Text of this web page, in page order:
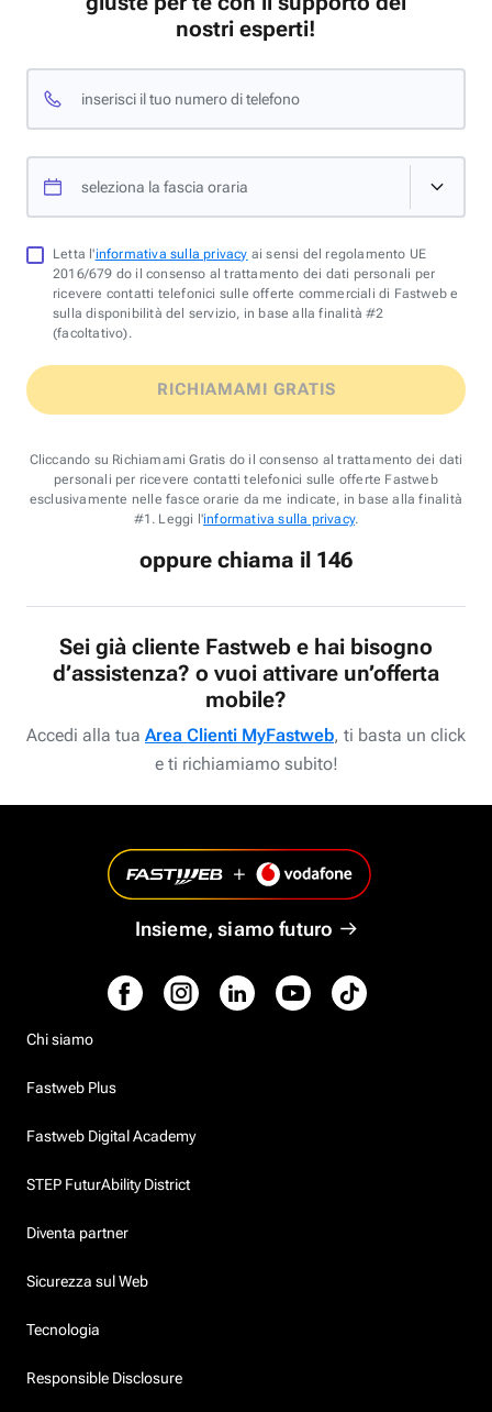
nostri esperti!
inserisci il tuo numero di telefono
seleziona la fascia oraria
Letta l'informativa sulla privacy ai sensi del regolamento UE
2016/679 do il consenso al trattamento dei dati personali per
ricevere contatti telefonici sulle offerte commerciali di Fastweb e
sulla disponibilità del servizio, in base alla finalità #2
(facoltativo).
RICHIAMAMI GRATIS
Cliccando su Richiamami Gratis do il consenso al trattamento dei dati
personali per ricevere contatti telefonici sulle offerte Fastweb
esclusivamente nelle fasce orarie da me indicate, in base alla finalità
#1. Leggi l'informativa sulla privacy.
oppure chiama il 146
Sei già cliente Fastweb e hai bisogno
d’assistenza? o vuoi attivare un’offerta
mobile?
Accedi alla tua Area Clienti MyFastweb, ti basta un click
e ti richiamiamo subito!
Insieme, siamo futuro
Chi siamo
Fastweb Plus
Fastweb Digital Academy
STEP FuturAbility District
Diventa partner
Sicurezza sul Web
Tecnologia
Responsible Disclosure